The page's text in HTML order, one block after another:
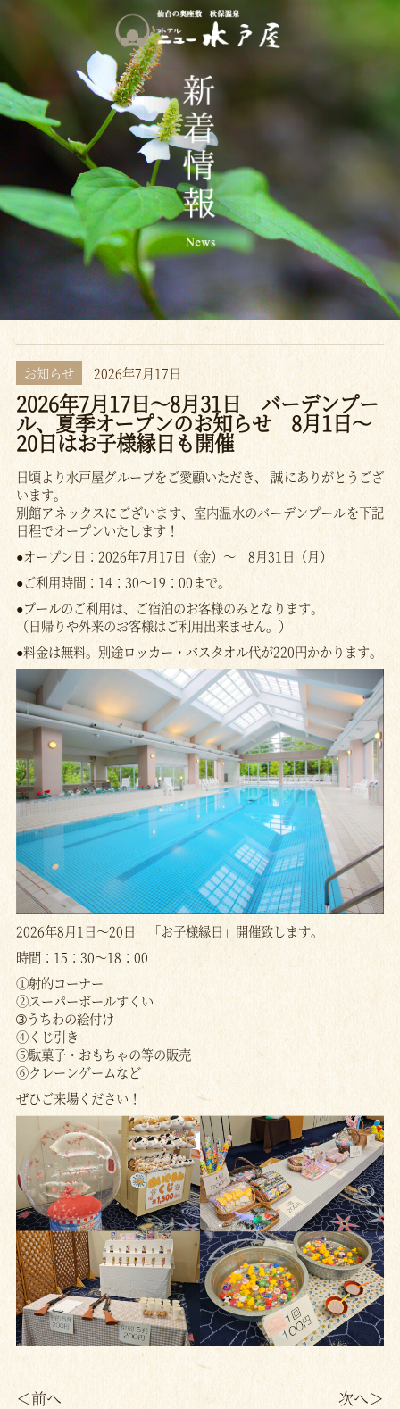
お知らせ 2026年7月17日
2026年7月17日～8月31日 バーデンプー
ル、夏季オープンのお知らせ 8月1日～
20日はお子様縁日も開催
日頃より水戸屋グループをご愛顧いただき、 誠にありがとうござ
います。
別館アネックスにございます、室内温水のバーデンプールを下記
日程でオープンいたします！
●オープン日：2026年7月17日（金）～ 8月31日（月）
●ご利用時間：14：30～19：00まで。
●プールのご利用は、ご宿泊のお客様のみとなります。
（日帰りや外来のお客様はご利用出来ません。）
●料金は無料。別途ロッカー・バスタオル代が220円かかります。
2026年8月1日～20日 「お子様縁日」開催致します。
時間：15：30～18：00
①射的コーナー
②スーパーボールすくい
➂うちわの絵付け
④くじ引き
⑤駄菓子・おもちゃの等の販売
⑥クレーンゲームなど
ぜひご来場ください！
＜前へ 次へ＞